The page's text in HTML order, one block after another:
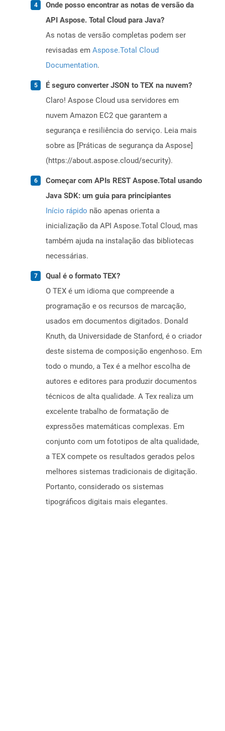
Onde posso encontrar as notas de versão da
API Aspose. Total Cloud para Java?
As notas de versão completas podem ser
revisadas em Aspose.Total Cloud
Documentation.
É seguro converter JSON to TEX na nuvem?
Claro! Aspose Cloud usa servidores em
nuvem Amazon EC2 que garantem a
segurança e resiliência do serviço. Leia mais
sobre as [Práticas de segurança da Aspose]
(https://about.aspose.cloud/security).
Começar com APIs REST Aspose.Total usando
Java SDK: um guia para principiantes
Início rápido não apenas orienta a
inicialização da API Aspose.Total Cloud, mas
também ajuda na instalação das bibliotecas
necessárias.
Qual é o formato TEX?
O TEX é um idioma que compreende a
programação e os recursos de marcação,
usados ​​em documentos digitados. Donald
Knuth, da Universidade de Stanford, é o criador
deste sistema de composição engenhoso. Em
todo o mundo, a Tex é a melhor escolha de
autores e editores para produzir documentos
técnicos de alta qualidade. A Tex realiza um
excelente trabalho de formatação de
expressões matemáticas complexas. Em
conjunto com um fototipos de alta qualidade,
a TEX compete os resultados gerados pelos
melhores sistemas tradicionais de digitação.
Portanto, considerado os sistemas
tipográficos digitais mais elegantes.